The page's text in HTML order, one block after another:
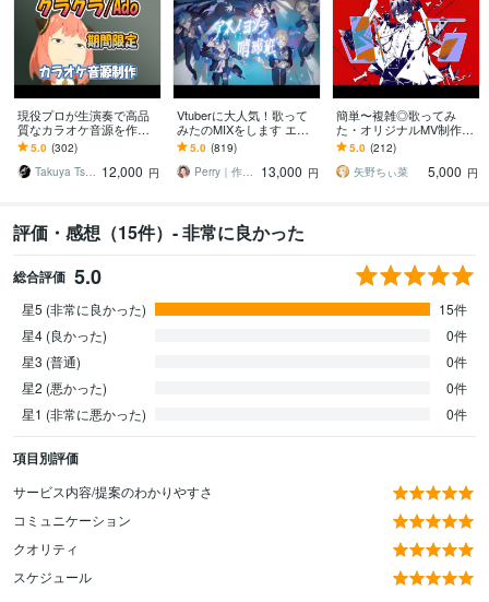
現役プロが生演奏で高品
質なカラオケ音源を作成
します オールジャンル対
応！ハイクオリティーな
歌ってみたに！商用無料
5.0 (302)
Takuya Tsuneta 12,000 円
Vtuberに大人気！歌って
みたのMIXをします エフ
ェクト・アレンジ自由自
在！初めての方でも丁寧
にサポート！
5.0 (819)
Perry｜作編曲・MIX
13,000 円
簡単〜複雑◎歌ってみ
た・オリジナルMV制作し
ます Vtuber・歌い手必
見！お任せ〜本家再現ま
で可能！
5.0 (212)
矢野ちぃ菜
5,000 円
評価・感想（15件）- 非常に良かった
総合評価 5.0
星5 (非常に良かった)
15件
星4 (良かった)
0件
星3 (普通)
0件
星2 (悪かった)
0件
星1 (非常に悪かった)
0件
項目別評価
サービス内容/提案のわかりやすさ
コミュニケーション
クオリティ
スケジュール